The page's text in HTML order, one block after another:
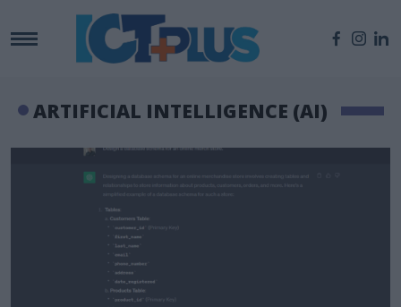
ARTIFICIAL INTELLIGENCE (AI)